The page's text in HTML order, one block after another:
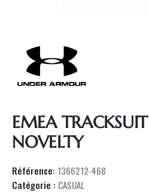
EMEA TRACKSUIT
NOVELTY
Référence: 1366212-468
Catégorie : CASUAL